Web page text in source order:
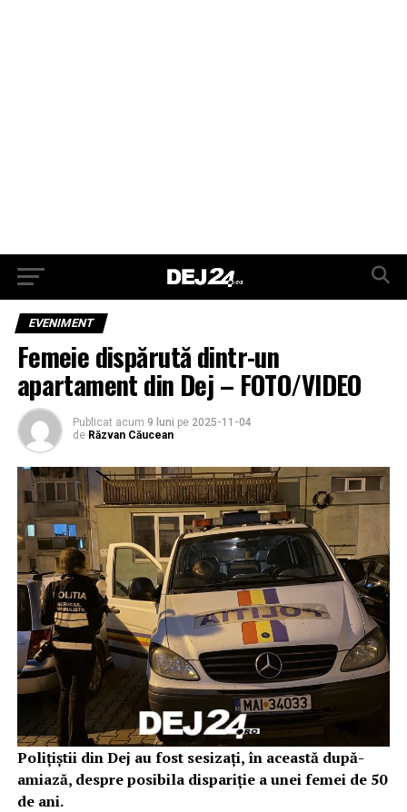
EVENIMENT
Femeie dispărută dintr-un
apartament din Dej – FOTO/VIDEO
Publicat acum 9 luni pe 2025-11-04
de Răzvan Căucean
Polițiștii din Dej au fost sesizați, în această după-
amiază, despre posibila dispariție a unei femei de 50
de ani.